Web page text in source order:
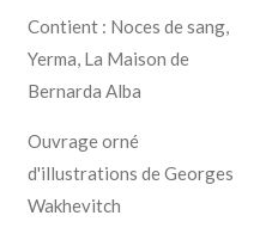
Contient : Noces de sang,
Yerma, La Maison de
Bernarda Alba
Ouvrage orné
d'illustrations de Georges
Wakhevitch